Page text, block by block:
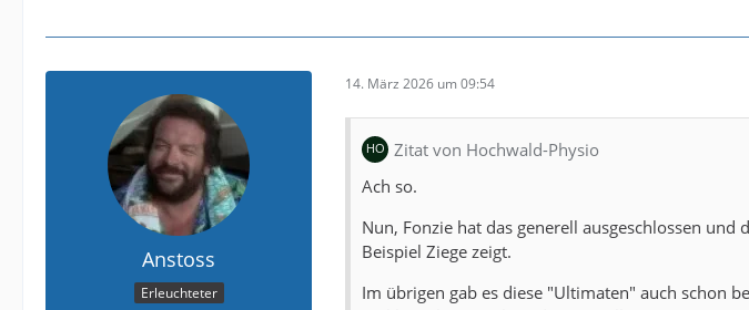
Anstoss
Erleuchteter
14. März 2026 um 09:54
Zitat von Hochwald-Physio
Ach so.
Nun, Fonzie hat das generell ausgeschlossen
Beispiel Ziege zeigt.
Im übrigen gab es diese "Ultimaten" auch schon